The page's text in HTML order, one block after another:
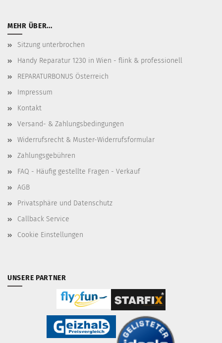
MEHR ÜBER...
Sitzung unterbrochen
Handy Reparatur 1230 in Wien - flink & professionell
REPARATURBONUS Österreich
Impressum
Kontakt
Versand- & Zahlungsbedingungen
Widerrufsrecht & Muster-Widerrufsformular
Zahlungsgebühren
FAQ - Häufig gestellte Fragen - Verkauf
AGB
Privatsphäre und Datenschutz
Callback Service
Cookie Einstellungen
UNSERE PARTNER